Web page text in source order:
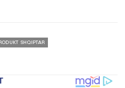
SHQIPTAR